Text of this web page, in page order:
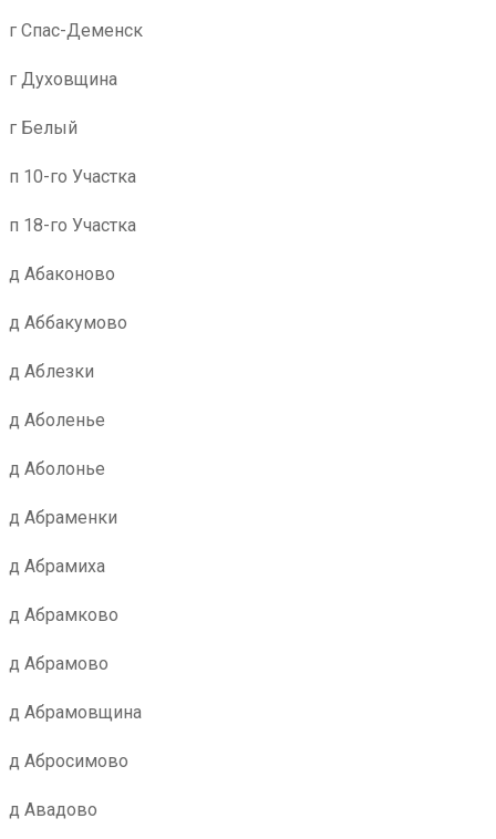
г Спас-Деменск
г Духовщина
г Белый
п 10-го Участка
п 18-го Участка
д Абаконово
д Аббакумово
д Аблезки
д Аболенье
д Аболонье
д Абраменки
д Абрамиха
д Абрамково
д Абрамово
д Абрамовщина
д Абросимово
д Авадово